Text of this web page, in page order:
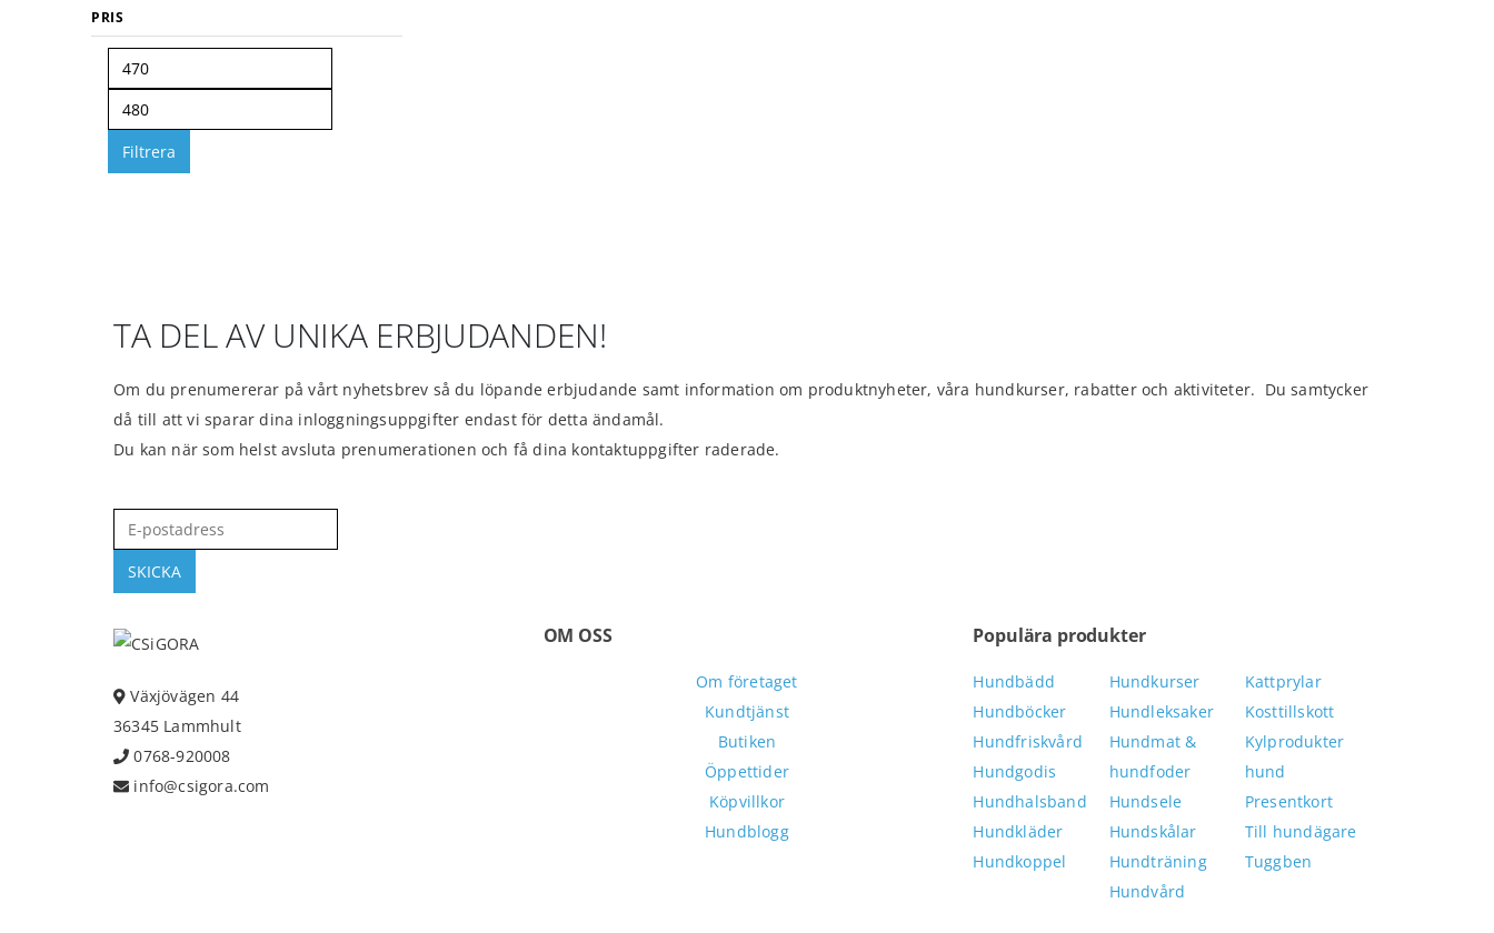
PRIS
Filtrera
TA DEL AV UNIKA ERBJUDANDEN!
Om du prenumererar på vårt nyhetsbrev så du löpande erbjudande samt information om produktnyheter, våra hundkurser, rabatter och aktiviteter. Du samtycker
då till att vi sparar dina inloggningsuppgifter endast för detta ändamål.
Du kan när som helst avsluta prenumerationen och få dina kontaktuppgifter raderade.
Växjövägen 44
36345 Lammhult
0768-920008
info@csigora.com
OM OSS
Om företaget
Kundtjänst
Butiken
Öppettider
Köpvillkor
Hundblogg
Populära produkter
Hundbädd
Hundböcker
Hundfriskvård
Hundgodis
Hundhalsband
Hundkläder
Hundkoppel
Hundkurser
Hundleksaker
Hundmat &
hundfoder
Hundsele
Hundskålar
Hundträning
Hundvård
Kattprylar
Kosttillskott
Kylprodukter
hund
Presentkort
Till hundägare
Tuggben